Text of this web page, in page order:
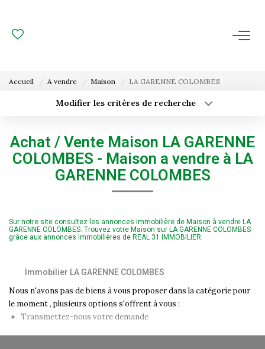
ESTIMATION
FAIRE GÉRER
Gestion Locative
Gestion De Copropriété
NOUS CONNAITRE
Historique
Nos Valeurs
Nous Rejoindre
Nos Actualités
Accueil A vendre Maison LA GARENNE COLOMBES
Modifier les critères de recherche
Sélectionnez...
Type de bien
Budget max Plus de critères
Achat / Vente Maison LA GARENNE
COLOMBES - Maison a vendre à LA
GARENNE COLOMBES
Sur notre site consultez les annonces immobilière de Maison à vendre LA
GARENNE COLOMBES. Trouvez votre Maison sur LA GARENNE COLOMBES
grâce aux annonces immobilières de REAL 31 IMMOBILIER.
Immobilier LA GARENNE COLOMBES
Nous n'avons pas de biens à vous proposer dans la catégorie pour
le moment , plusieurs options s'offrent à vous :
Transmettez-nous votre demande